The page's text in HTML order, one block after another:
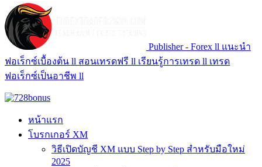
Publisher - Forex ll แนะนำ
ฟอเร็กซ์เบื้องต้น ll สอนเทรดฟรี ll เรียนรู้การเทรด ll เทรด
ฟอเร็กซ์เป็นอาชีพ ll
หน้าแรก
โบรกเกอร์ XM
วิธีเปิดบัญชี XM แบบ Step by Step สำหรับมือใหม่
2025